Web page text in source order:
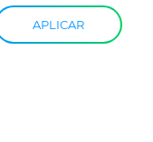
APLICAR